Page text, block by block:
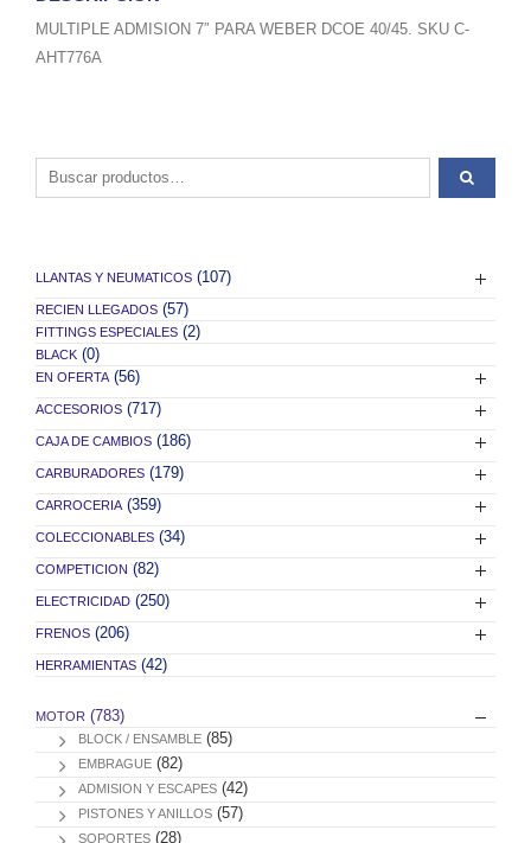
MULTIPLE ADMISION 7″ PARA WEBER DCOE 40/45. SKU C-
AHT776A
Buscar por:
LLANTAS Y NEUMATICOS (107)
RECIEN LLEGADOS (57)
FITTINGS ESPECIALES (2)
BLACK (0)
EN OFERTA (56)
ACCESORIOS (717)
CAJA DE CAMBIOS (186)
CARBURADORES (179)
CARROCERIA (359)
COLECCIONABLES (34)
COMPETICION (82)
ELECTRICIDAD (250)
FRENOS (206)
HERRAMIENTAS (42)
MOTOR (783)
BLOCK / ENSAMBLE (85)
EMBRAGUE (82)
ADMISION Y ESCAPES (42)
PISTONES Y ANILLOS (57)
SOPORTES (28)